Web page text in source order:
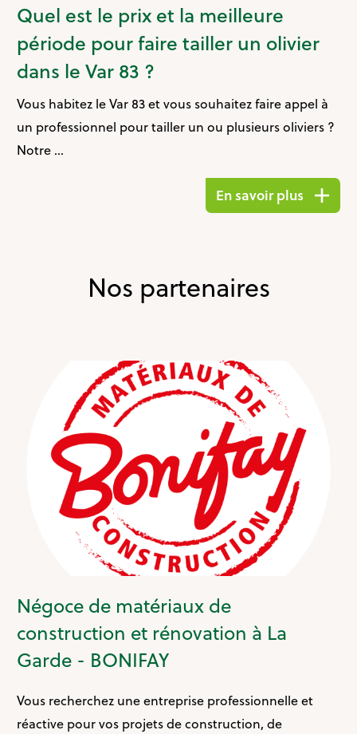
Quel est le prix et la meilleure
période pour faire tailler un olivier
dans le Var 83 ?
Vous habitez le Var 83 et vous souhaitez faire appel à
un professionnel pour tailler un ou plusieurs oliviers ?
Notre ...
En savoir plus
Nos partenaires
Négoce de matériaux de
construction et rénovation à La
Garde - BONIFAY
Vous recherchez une entreprise professionnelle et
réactive pour vos projets de construction, de